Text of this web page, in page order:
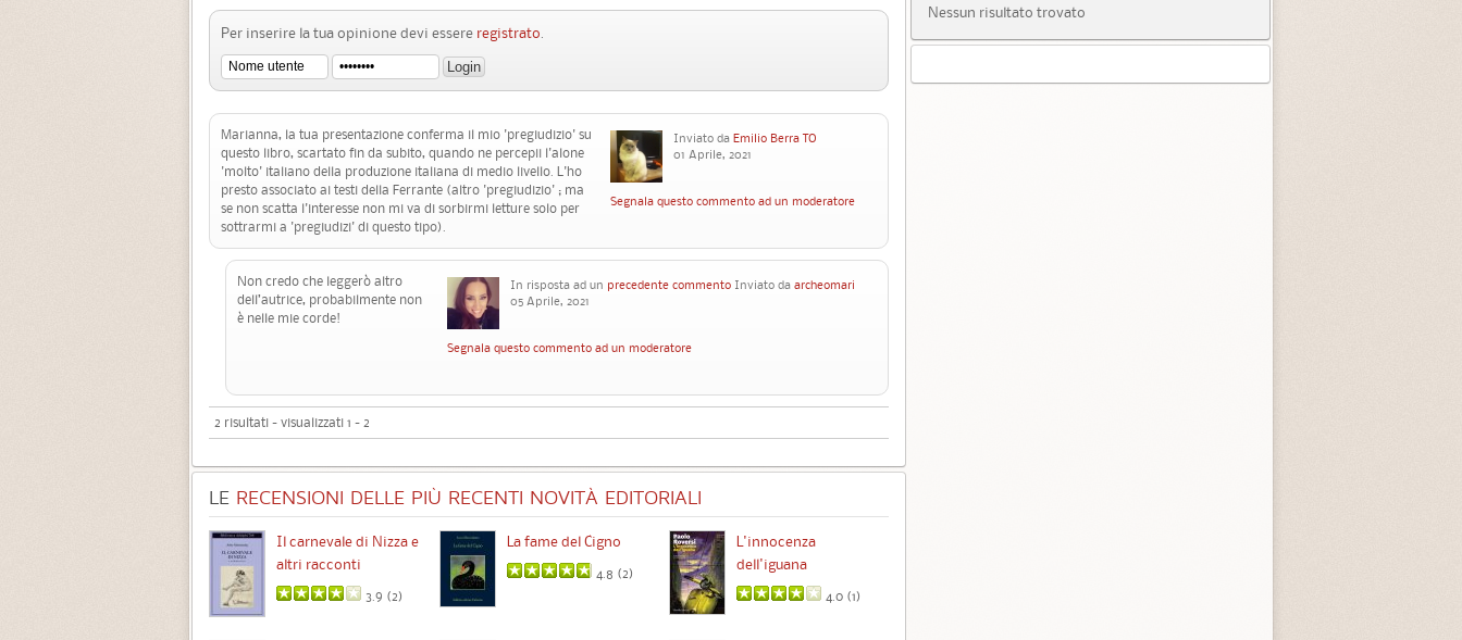
Per inserire la tua opinione devi essere registrato
Inviato daEmilio Berra TO
01 Aprile, 2021
Segnala questo commento ad un moderatore
Marianna, la tua presentazione conferma il mio 'pregiudizio' su
questo libro, scartato fin da subito, quando ne percepii l'alone
'molto' italiano della produzione italiana di medio livello. L'ho
presto associato ai testi della Ferrante (altro 'pregiudizio' ; ma
se non scatta l'interesse non mi va di sorbirmi letture solo per
sottrarmi a 'pregiudizi' di questo tipo).
In risposta ad un precedente commento Inviato daarcheomari
05 Aprile, 2021
Segnala questo commento ad un moderatore
Non credo che leggerò altro
dell’autrice, probabilmente non
è nelle mie corde!
2 risultati - visualizzati 1 - 2
LE RECENSIONI DELLE PIÙ RECENTI NOVITÀ EDITORIALI
Il carnevale di Nizza e
altri racconti
3.9 (2)
La fame del Cigno
4.8 (2)
L'innocenza
dell'iguana
4.0 (1)
Nessun risultato trovato